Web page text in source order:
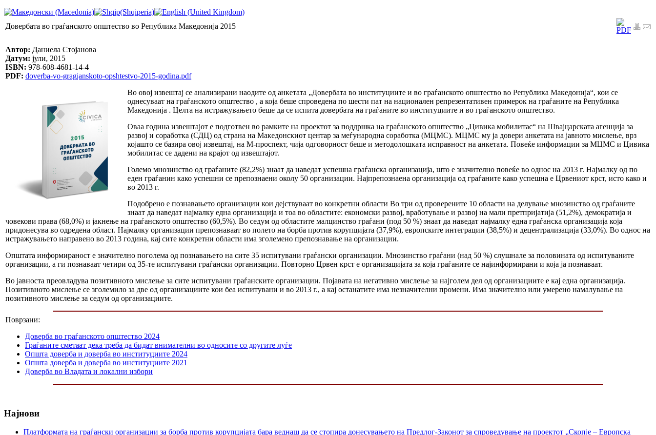
Довербата во граѓанското општество во Република Македонија 2015
Автор: Даниела Стојанова
Датум: јули, 2015
ISBN: 978-608-4681-14-4
PDF: doverba-vo-gragjanskoto-opshtestvo-2015-godina.pdf
Во овој извештај се анализирани наодите од анкетата „Довербата во институциите и во граѓанското општество во Република Македонија“, кои се
однесуваат на граѓанското општество , а која беше спроведена по шести пат на национален репрезентативен примерок на граѓаните на Република
Македонија . Целта на истражувањето беше да се испита довербата на граѓаните во институциите и во граѓанското општество.
Оваа година извештајот е подготвен во рамките на проектот за поддршка на граѓанското општество „Цивика мобилитас“ на Швајцарската агенција за
развој и соработка (СДЦ) од страна на Македонскиот центар за меѓународна соработка (МЦМС). МЦМС му ја довери анкетата на јавното мислење, врз
којашто се базира овој извештај, на М-проспект, чија одговорност беше и методолошката исправност на анкетата. Повеќе информации за МЦМС и Цивика
мобилитас се дадени на крајот од извештајот.
Големо мнозинство од граѓаните (82,2%) знаат да наведат успешна граѓанска организација, што е значително повеќе во однос на 2013 г. Најмалку од по
еден граѓанин како успешни се препознаени околу 50 организации. Најпрепознаена организација од граѓаните како успешна е Црвениот крст, исто како и
во 2013 г.
Подобрено е познавањето организации кои дејствуваат во конкретни области Во три од проверените 10 области на делување мнозинство од граѓаните
знаат да наведат најмалку една организација и тоа во областите: економски развој, вработување и развој на мали претпријатија (51,2%), демократија и
човекови права (68,0%) и јакнење на граѓанското општество (60,5%). Во седум од областите малцинство граѓани (под 50 %) знаат да наведат најмалку една граѓанска организација која
придонесува во одредена област. Најмалку организации препознаваат во полето на борба против корупцијата (37,9%), европските интеграции (38,5%) и децентрализација (33,0%). Во однос на
истражувањето направено во 2013 година, кај сите конкретни области има зголемено препознавање на организации.
Општата информираност е значително поголема од познавањето на сите 35 испитувани граѓански организации. Мнозинство граѓани (над 50 %) слушнале за половината од испитуваните
организации, а ги познаваат четири од 35-те испитувани граѓански организации. Повторно Црвен крст е организацијата за која граѓаните се најинформирани и која ја познаваат.
Во јавноста преовладува позитивното мислење за сите испитувани граѓанските организации. Појавата на негативно мислење за најголем дел од организациите е кај една организација.
Позитивното мислење се зголемило за две од организациите кои беа испитувани и во 2013 г., а кај останатите има незначителни промени. Има значително или умерено намалување на
позитивното мислење за седум од организациите.
Поврзани:
Доверба во граѓанското општество 2024
Граѓаните сметаат дека треба да бидат внимателни во односите со другите луѓе
Општа доверба и доверба во институциите 2024
Општа доверба и доверба во институциите 2021
Доверба во Владата и локални избори
Најнови
Платформата на граѓански организации за борба против корупцијата бара веднаш да се стопира донесувањето на Предлог-Законот за спроведување на проектот „Скопје – Европска